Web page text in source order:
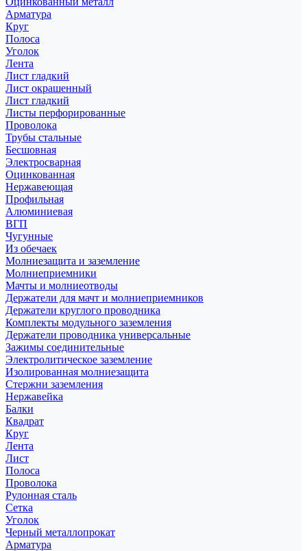
Арматура
Круг
Полоса
Уголок
Лента
Лист гладкий
Лист окрашенный
Лист гладкий
Листы перфорированные
Проволока
Трубы стальные
Бесшовная
Электросварная
Оцинкованная
Нержавеющая
Профильная
Алюминиевая
ВГП
Чугунные
Из обечаек
Молниезащита и заземление
Молниеприемники
Мачты и молниеотводы
Держатели для мачт и молниеприемников
Держатели круглого проводника
Комплекты модульного заземления
Держатели проводника универсальные
Зажимы соединительные
Электролитическое заземление
Изолированная молниезащита
Стержни заземления
Нержавейка
Балки
Квадрат
Круг
Лента
Лист
Полоса
Проволока
Рулонная сталь
Сетка
Уголок
Черный металлопрокат
Арматура